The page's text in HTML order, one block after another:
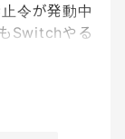
令が発動中
Switchやる
久しぶりす